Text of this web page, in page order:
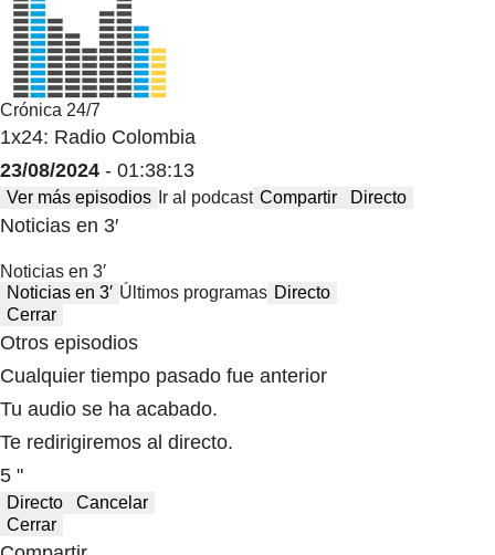
Crónica 24/7
1x24: Radio Colombia
23/08/2024 - 01:38:13
Ver más episodios Ir al podcast Compartir Directo
Noticias en 3′
Noticias en 3′
Noticias en 3′ Últimos programas Directo
Cerrar
Otros episodios
Cualquier tiempo pasado fue anterior
Tu audio se ha acabado.
Te redirigiremos al directo.
5 "
Directo
Cancelar
Cerrar